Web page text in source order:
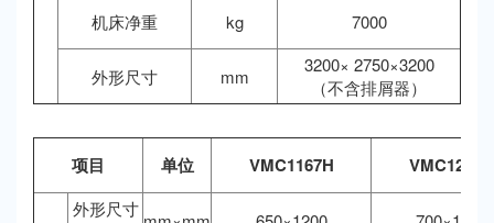
机床净重 kg 7000
外形尺寸 mm
3200× 2750×3200
（不含排屑器）
项目 单位 VMC1167H VMC1270H
外形尺寸